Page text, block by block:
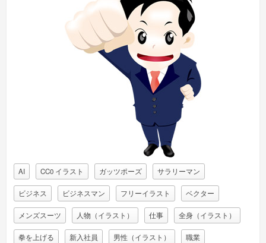
AI CC0 イラスト ガッツポーズ サラリーマン
ビジネス ビジネスマン フリーイラスト ベクター
メンズスーツ 人物（イラスト） 仕事 全身（イラスト）
拳を上げる 新入社員 男性（イラスト） 職業